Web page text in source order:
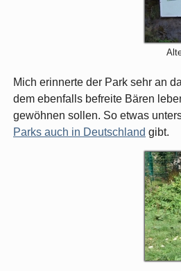
Mich erinnerte der Park sehr an
dem ebenfalls befreite Bären
gewöhnen sollen. So etwas
Parks auch in Deutschland gibt.